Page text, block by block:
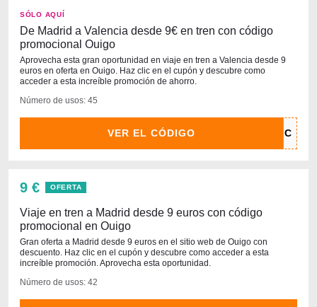
SÓLO AQUÍ
De Madrid a Valencia desde 9€ en tren con código
promocional Ouigo
Aprovecha esta gran oportunidad en viaje en tren a Valencia desde 9
euros en oferta en Ouigo. Haz clic en el cupón y descubre como
acceder a esta increíble promoción de ahorro.
Número de usos: 45
VER EL CÓDIGO
9 € OFERTA
Viaje en tren a Madrid desde 9 euros con código
promocional en Ouigo
Gran oferta a Madrid desde 9 euros en el sitio web de Ouigo con
descuento. Haz clic en el cupón y descubre como acceder a esta
increíble promoción. Aprovecha esta oportunidad.
Número de usos: 42